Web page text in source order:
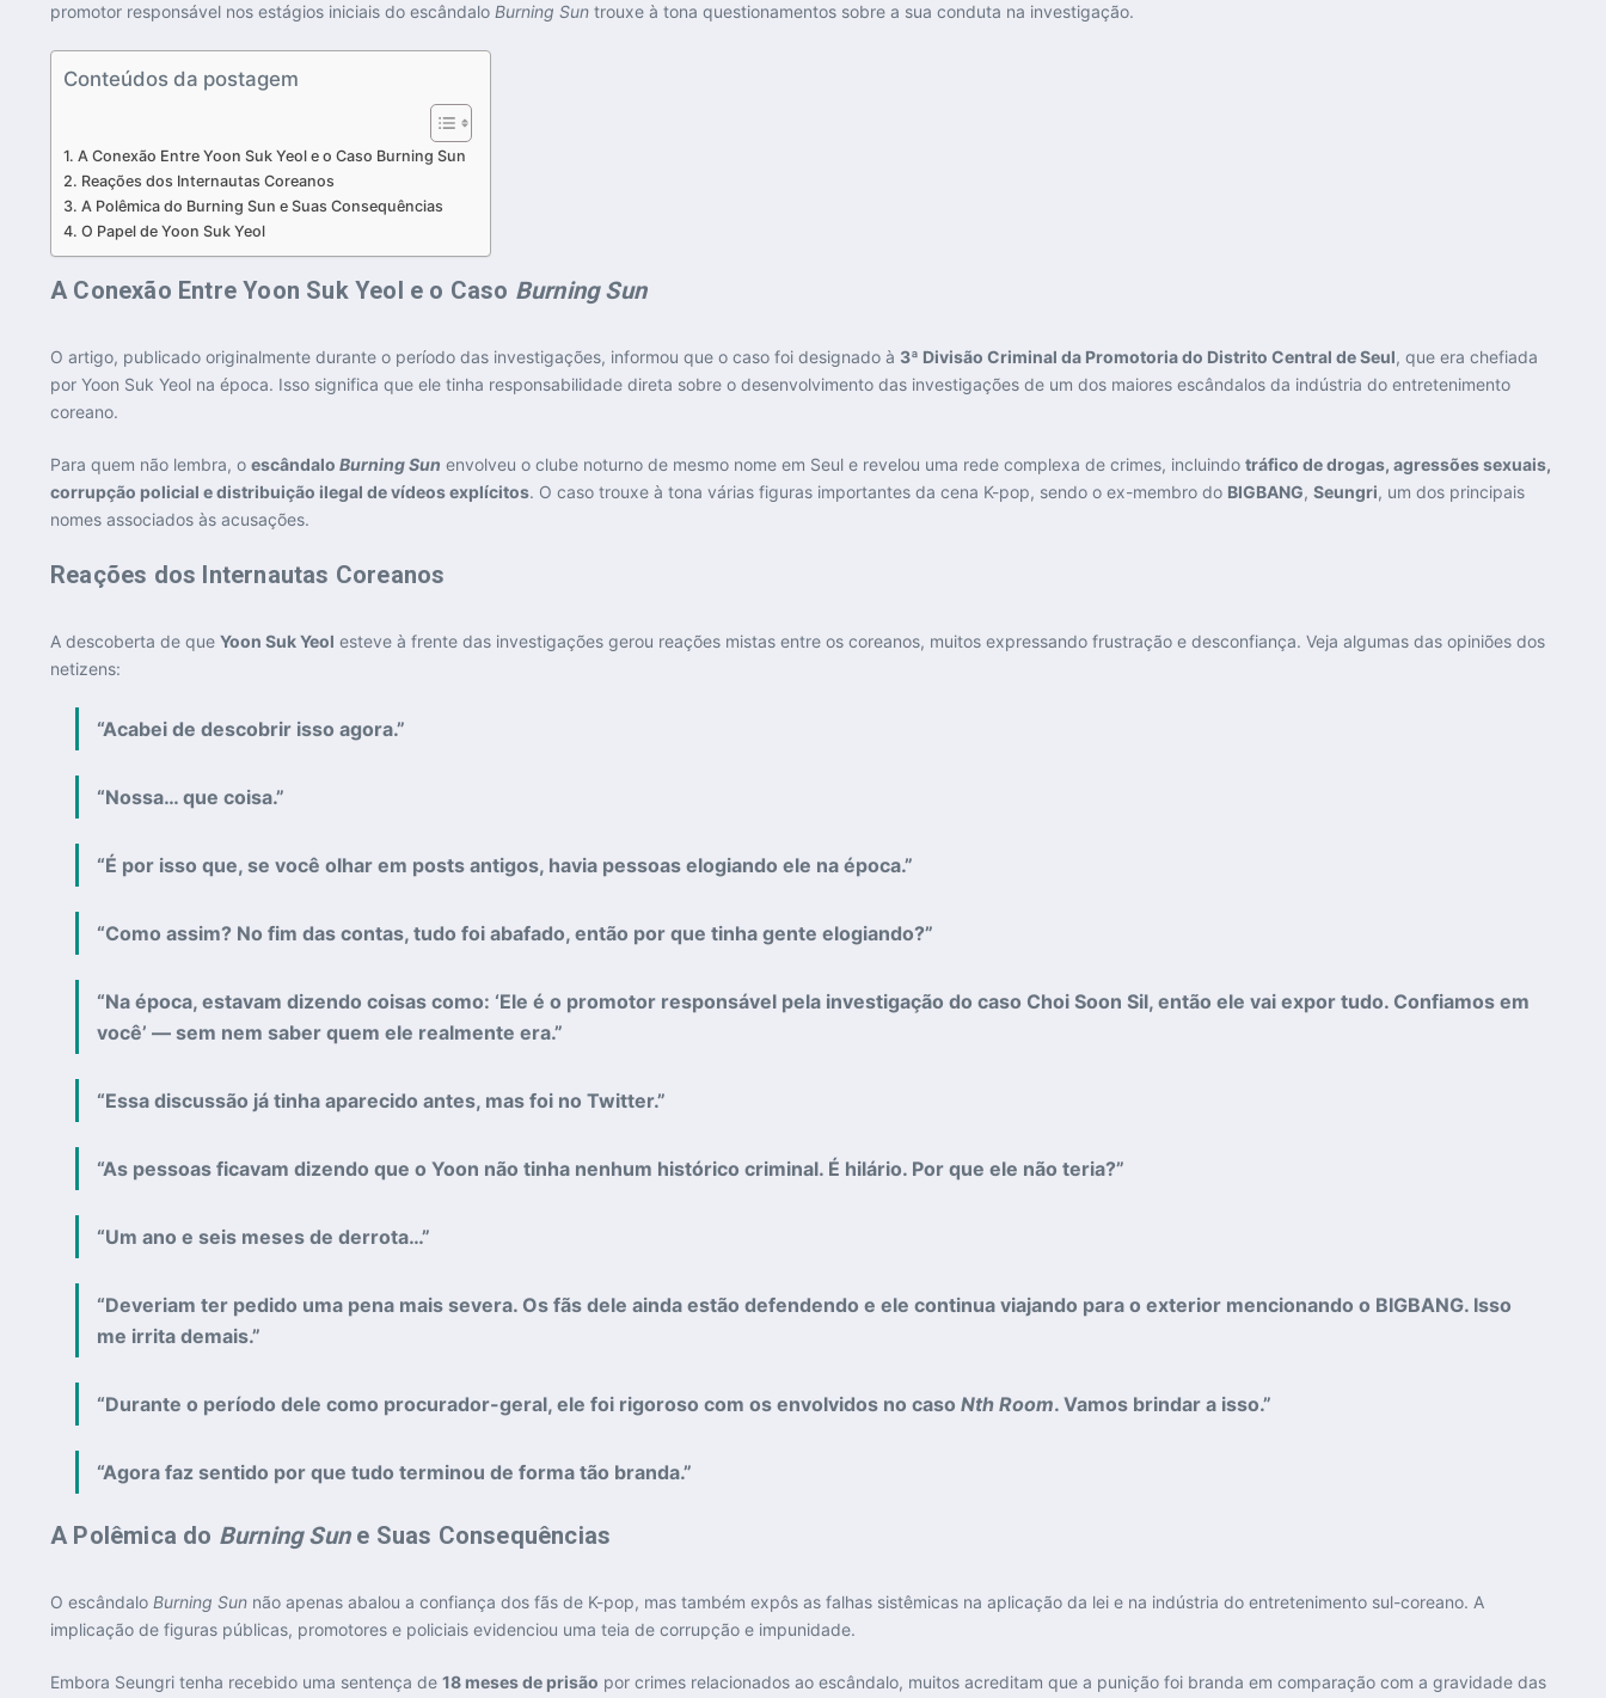
promotor responsável nos estágios iniciais do escândalo Burning Sun trouxe à tona questionamentos sobre a sua conduta na investigação.
Conteúdos da postagem
A Conexão Entre Yoon Suk Yeol e o Caso Burning Sun
Reações dos Internautas Coreanos
A Polêmica do Burning Sun e Suas Consequências
O Papel de Yoon Suk Yeol
A Conexão Entre Yoon Suk Yeol e o Caso Burning Sun
O artigo, publicado originalmente durante o período das investigações, informou que o caso foi designado à 3ª Divisão Criminal da Promotoria do Distrito Central de Seul, que era chefiada
por Yoon Suk Yeol na época. Isso significa que ele tinha responsabilidade direta sobre o desenvolvimento das investigações de um dos maiores escândalos da indústria do entretenimento
coreano.
Para quem não lembra, o escândalo Burning Sun envolveu o clube noturno de mesmo nome em Seul e revelou uma rede complexa de crimes, incluindo tráfico de drogas, agressões sexuais,
corrupção policial e distribuição ilegal de vídeos explícitos. O caso trouxe à tona várias figuras importantes da cena K-pop, sendo o ex-membro do BIGBANG, Seungri, um dos principais
nomes associados às acusações.
Reações dos Internautas Coreanos
A descoberta de que Yoon Suk Yeol esteve à frente das investigações gerou reações mistas entre os coreanos, muitos expressando frustração e desconfiança. Veja algumas das opiniões dos
netizens:
“Acabei de descobrir isso agora.”
“Nossa… que coisa.”
“É por isso que, se você olhar em posts antigos, havia pessoas elogiando ele na época.”
“Como assim? No fim das contas, tudo foi abafado, então por que tinha gente elogiando?”
“Na época, estavam dizendo coisas como: ‘Ele é o promotor responsável pela investigação do caso Choi Soon Sil, então ele vai expor tudo. Confiamos em
você’ — sem nem saber quem ele realmente era.”
“Essa discussão já tinha aparecido antes, mas foi no Twitter.”
“As pessoas ficavam dizendo que o Yoon não tinha nenhum histórico criminal. É hilário. Por que ele não teria?”
“Um ano e seis meses de derrota…”
“Deveriam ter pedido uma pena mais severa. Os fãs dele ainda estão defendendo e ele continua viajando para o exterior mencionando o BIGBANG. Isso
me irrita demais.”
“Durante o período dele como procurador-geral, ele foi rigoroso com os envolvidos no caso Nth Room. Vamos brindar a isso.”
“Agora faz sentido por que tudo terminou de forma tão branda.”
A Polêmica do Burning Sune Suas Consequências
O escândalo Burning Sun não apenas abalou a confiança dos fãs de K-pop, mas também expôs as falhas sistêmicas na aplicação da lei e na indústria do entretenimento sul-coreano. A
implicação de figuras públicas, promotores e policiais evidenciou uma teia de corrupção e impunidade.
Embora Seungri tenha recebido uma sentença de 18 meses de prisão por crimes relacionados ao escândalo, muitos acreditam que a punição foi branda em comparação com a gravidade das